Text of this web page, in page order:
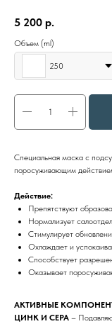
5 200 р.
Объем (ml)
250
Специальная маска с
поросуживающим
Действие:
Препятствуют
Нормализует
Стимулирует
Охлаждает и
Способствует
Оказывает
АКТИВНЫЕ
ЦИНК И СЕРА –